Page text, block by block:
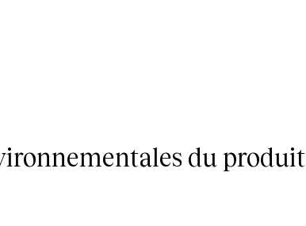
du produit